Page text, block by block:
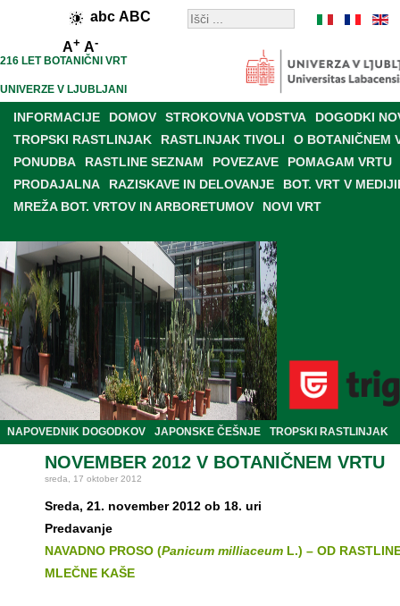
abc ABC
A+ A-
216 LET BOTANIČNI VRT
UNIVERZE V LJUBLJANI
INFORMACIJE DOMOV STROKOVNA VODSTVA
DOGODKI
TROPSKI RASTLINJAK
RASTLINJAK TIVOLI
O BOTANIČNEM
PONUDBA
RASTLINE SEZNAM POVEZAVE
POMAGAM VRTU
PRODAJALNA
RAZISKAVE IN DELOVANJE
BOT. VRT V
MREŽA BOT. VRTOV IN ARBORETUMOV
NOVI VRT
NAPOVEDNIK DOGODKOV JAPONSKE ČEŠNJE TROPSKI RASTLINJAK
NOVEMBER 2012 V BOTANIČNEM VRTU
sreda, 17 oktober 2012
Sreda, 21. november 2012 ob 18. uri
Predavanje
NAVADNO PROSO (Panicum milliaceum L.) – OD
MLEČNE KAŠE